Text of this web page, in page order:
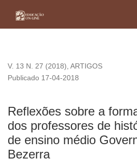
V. 13 N. 27 (2018), ARTIGOS
Reflexões sobre a
dos professores de
de ensino médio
Bezerra
Publicado 17-04-2018